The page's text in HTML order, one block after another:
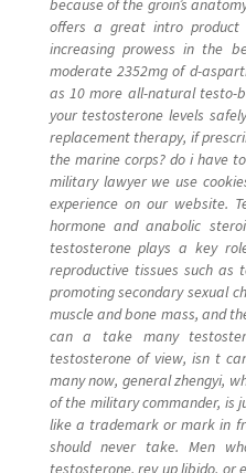
offers a great intro product
increasing prowess in the
moderate 2352mg of d-
as 10 more all-natural testo-
your testosterone levels
replacement therapy, if
the marine corps? do i have
military lawyer we use
experience on our website.
hormone and anabolic
testosterone plays a key
reproductive tissues such as
promoting secondary sexual
muscle and bone mass, and
can a take many
testosterone of view, isn t
many now, general zhengyi,
of the military commander, is
like a trademark or mark in
should never take. Men
testosterone, rev up libido, or